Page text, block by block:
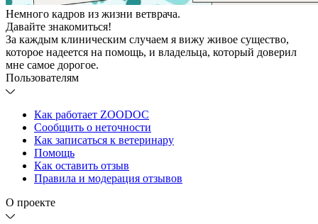
Немного кадров из жизни ветврача.
Давайте знакомиться!
За каждым клиническим случаем я вижу живое существо,
которое надеется на помощь, и владельца, который доверил
мне самое дорогое.
Пользователям
Как работает ZOODOC
Сообщить о неточности
Как записаться к ветеринару
Помощь
Как оставить отзыв
Правила и модерация отзывов
О проекте